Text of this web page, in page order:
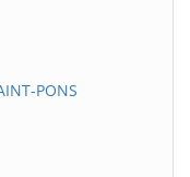
PONS